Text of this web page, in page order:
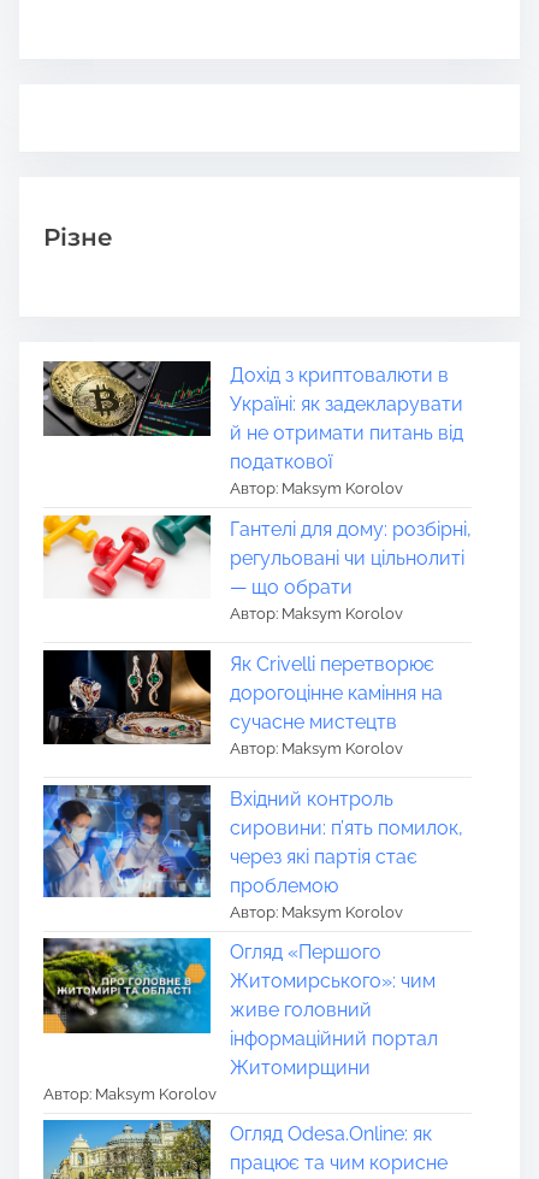
Різне
Дохід з криптовалюти в
Україні: як задекларувати
й не отримати питань від
податкової
Автор: Maksym Korolov
Гантелі для дому: розбірні,
регульовані чи цільнолиті
— що обрати
Автор: Maksym Korolov
Як Crivelli перетворює
дорогоцінне каміння на
сучасне мистецтв
Автор: Maksym Korolov
Вхідний контроль
сировини: п’ять помилок,
через які партія стає
проблемою
Автор: Maksym Korolov
Огляд «Першого
Житомирського»: чим
живе головний
інформаційний портал
Житомирщини
Автор: Maksym Korolov
Огляд Odesa.Online: як
працює та чим корисне